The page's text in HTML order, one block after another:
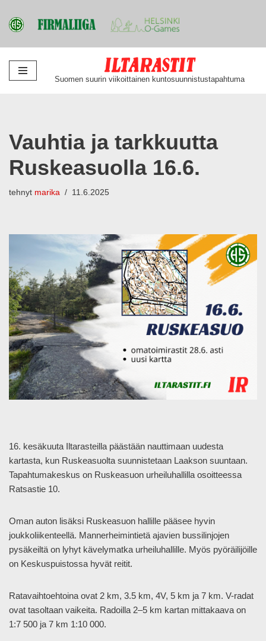
Siirry
Suomen suurin viikoittainen kuntosuunnistustapahtuma
Vauhtia ja tarkkuutta
Ruskeasuolla 16.6.
tehnyt marika 11.6.2025
16. kesäkuuta Iltarasteilla päästään nauttimaan uudesta
kartasta, kun Ruskeasuolta suunnistetaan Laakson suuntaan.
Tapahtumakeskus on Ruskeasuon urheiluhallilla osoitteessa
Ratsastie 10.
Oman auton lisäksi Ruskeasuon hallille pääsee hyvin
joukkoliikenteellä. Mannerheimintietä ajavien bussilinjojen
pysäkeiltä on lyhyt kävelymatka urheiluhallille. Myös pyöräilijöille
on Keskuspuistossa hyvät reitit.
Ratavaihtoehtoina ovat 2 km, 3.5 km, 4V, 5 km ja 7 km. V-radat
ovat tasoltaan vaikeita. Radoilla 2–5 km kartan mittakaava on
1:7 500 ja 7 km 1:10 000.